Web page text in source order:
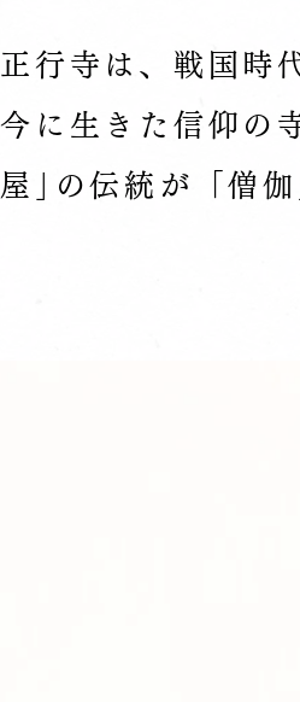
正行寺は、戦国時
今に生きた信仰の
屋｣
の伝統が「僧